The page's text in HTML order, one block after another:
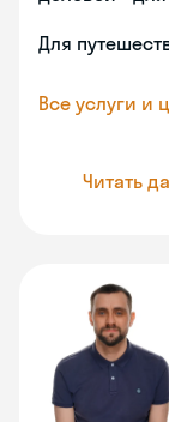
Для
Все услуги и
Читать